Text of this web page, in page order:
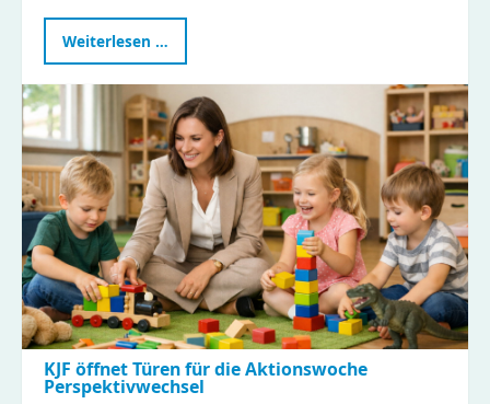
Weiterlesen …
des
Landtags
zu
Besuch
im
Haus
Liddy
KJF öffnet Türen für die Aktionswoche
Perspektivwechsel